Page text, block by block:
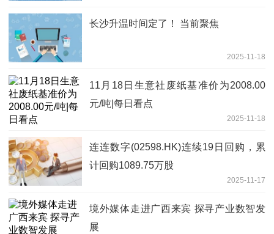
长沙升温时间定了！ 当前聚焦
2025-11-18
11月18日生意社废纸基准价为2008.00
元/吨|每日看点
2025-11-18
连连数字(02598.HK)连续19日回购，累
计回购1089.75万股
2025-11-17
境外媒体走进广西来宾 探寻产业数智发
展